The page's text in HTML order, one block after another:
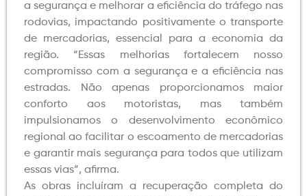
a segurança e melhorar a eficiência do tráfego nas
rodovias, impactando positivamente o transporte
de mercadorias, essencial para a economia da
região. “Essas melhorias fortalecem nosso
compromisso com a segurança e a eficiência nas
estradas. Não apenas proporcionamos maior
conforto aos motoristas, mas também
impulsionamos o desenvolvimento econômico
regional ao facilitar o escoamento de mercadorias
e garantir mais segurança para todos que utilizam
essas vias”, afirma.
As obras incluíram a recuperação completa do